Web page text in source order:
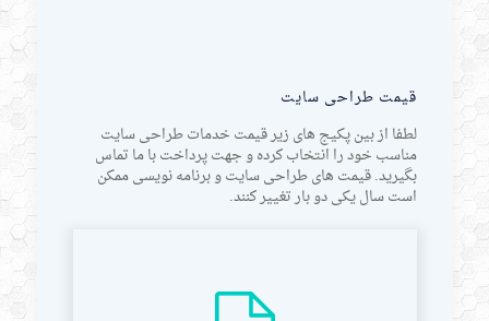
قیمت طراحی سایت
لطفا از بین پکیج های زیر قیمت خدمات طراحی سایت
مناسب خود را انتخاب کرده و جهت پرداخت با ما تماس
بگیرید. قیمت های طراحی سایت و برنامه نویسی ممکن
است سال یکی دو بار تغییر کنند.